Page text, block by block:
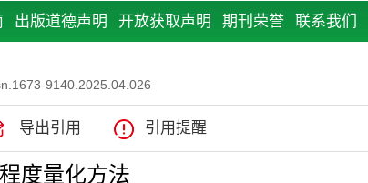
出版道德声明 开放获取声明 期刊荣誉 联系我们
9140.2025.04.026
导出引用 引用提醒
度量化方法